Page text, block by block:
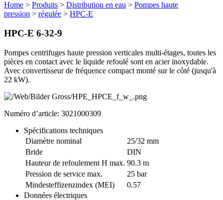
Home > Produits > Distribution en eau > Pompes haute
pression > régulée > HPC-E
HPC-E 6-32-9
Pompes centrifuges haute pression verticales multi-étages, toutes les
pièces en contact avec le liquide refoulé sont en acier inoxydable.
Avec convertisseur de fréquence compact monté sur le côté (jusqu'à
22 kW).
Numéro d’article: 3021000309
Spécifications techniques
Diamètre nominal
25/32 mm
Bride
DIN
Hauteur de refoulement H max. 90.3 m
Pression de service max.
25 bar
Mindesteffizenzindex (MEI)
0.57
Données électriques